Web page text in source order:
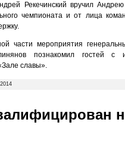
Рекечинский вручил
чемпионата и от лица
части мероприятия
познакомил гостей с
славы».